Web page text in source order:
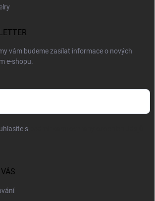
vám budeme zasílat informace o nových
e-shopu.
s